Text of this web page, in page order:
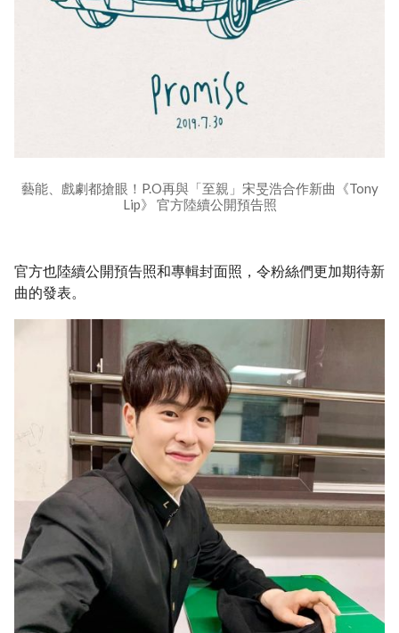
藝能、戲劇都搶眼！P.O再與「至親」宋旻浩合作新曲《Tony
Lip》 官方陸續公開預告照
官方也陸續公開預告照和專輯封面照，令粉絲們更加期待新
曲的發表。